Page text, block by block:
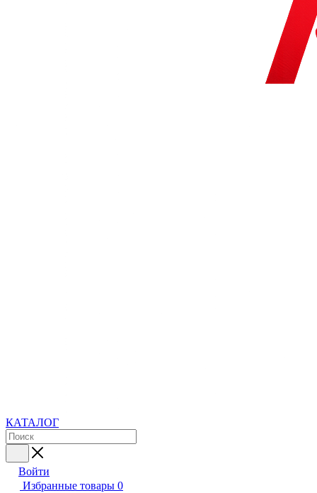
КАТАЛОГ
Войти
Избранные товары 0